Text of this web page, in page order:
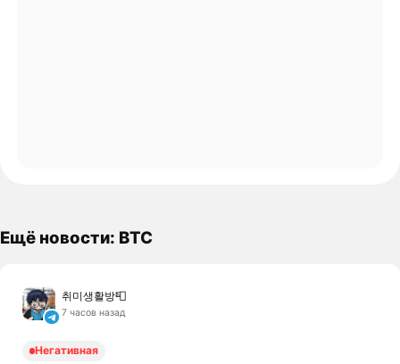
Ещё новости: BTC
취미생활방📮
7 часов назад
Негативная